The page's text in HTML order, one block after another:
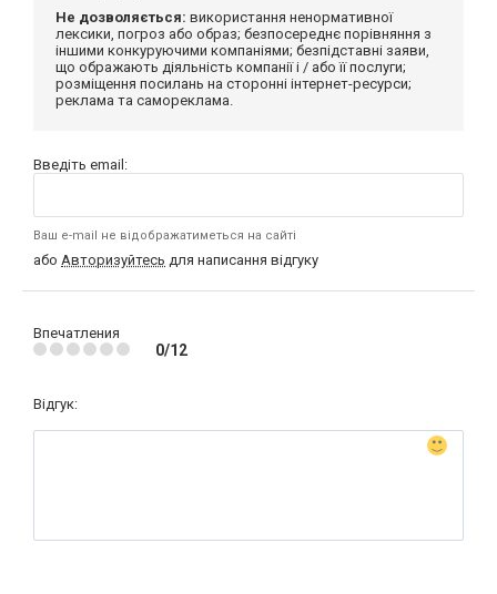
Не дозволяється: використання ненормативної
лексики, погроз або образ; безпосереднє порівняння з
іншими конкуруючими компаніями; безпідставні заяви,
що ображають діяльність компанії і / або її послуги;
розміщення посилань на сторонні інтернет-ресурси;
реклама та самореклама.
Введіть email:
Ваш e-mail не відображатиметься на сайті
або Авторизуйтесь для написання відгуку
Впечатления
0/12
Відгук: